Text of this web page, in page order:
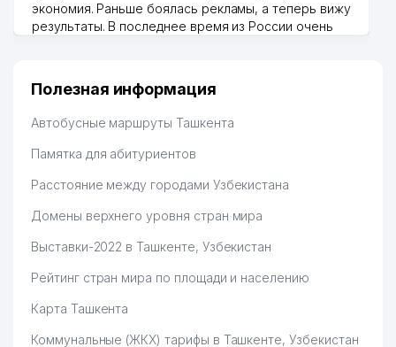
экономия. Раньше боялась рекламы, а теперь вижу
результаты. В последнее время из России очень
Hamida 03.08.2026 12:45:39
Полезная информация
Автобусные маршруты Ташкента
Памятка для абитуриентов
Расстояние между городами Узбекистана
Домены верхнего уровня стран мира
Выставки-2022 в Ташкенте, Узбекистан
Рейтинг стран мира по площади и населению
Карта Ташкента
Коммунальные (ЖКХ) тарифы в Ташкенте, Узбекистан